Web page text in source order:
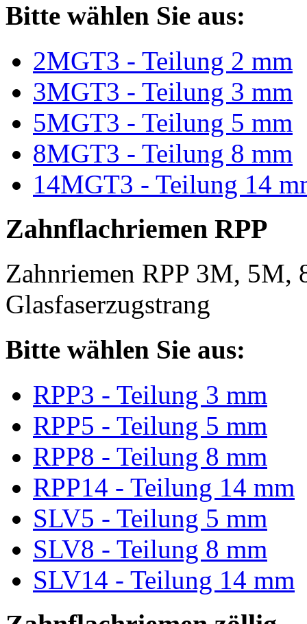
Bitte wählen Sie aus:
2MGT3 - Teilung 2 mm
3MGT3 - Teilung 3 mm
5MGT3 - Teilung 5 mm
8MGT3 - Teilung 8 mm
14MGT3 - Teilung 14
Zahnflachriemen RPP
Zahnriemen RPP 3M, 5M,
Glasfaserzugstrang
Bitte wählen Sie aus:
RPP3 - Teilung 3 mm
RPP5 - Teilung 5 mm
RPP8 - Teilung 8 mm
RPP14 - Teilung 14 mm
SLV5 - Teilung 5 mm
SLV8 - Teilung 8 mm
SLV14 - Teilung 14 mm